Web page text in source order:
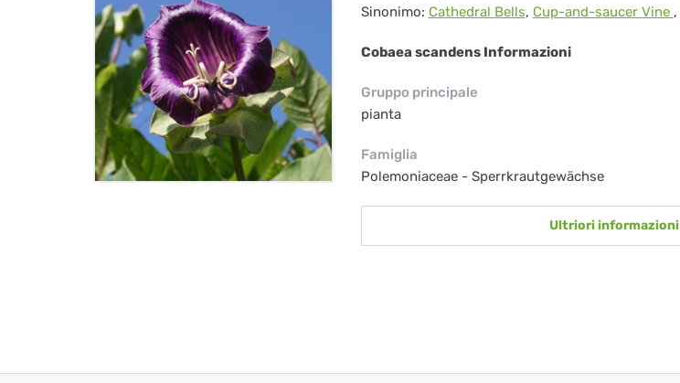
Sinonimo: Cathedral Bells, Cup-and-saucer Vine ,
Cobaea scandens Informazioni
Gruppo principale
pianta
Famiglia
Polemoniaceae - Sperrkrautgewächse
Ultriori informazioni